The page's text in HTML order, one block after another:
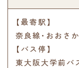
【最寄駅】
奈良線･おおさ
【バス停】
東大阪大学前バ